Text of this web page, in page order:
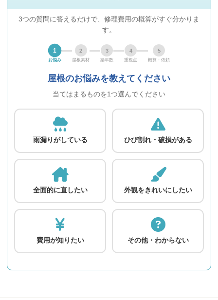
3つの質問に答えるだけで、修理費用の概算がすぐ分かりま
す。
1
お悩み
2
屋根素材
3
築年数
4
重視点
5
概算・依頼
屋根のお悩みを教えてください
当てはまるものを1つ選んでください
雨漏りがしている ひび割れ・破損がある
全面的に直したい 外観をきれいにしたい
費用が知りたい その他・わからない